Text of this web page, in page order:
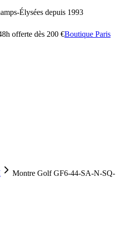
Élysées depuis 1993
offerte dès 200 €Boutique Paris
Montre Golf GF6-44-SA-N-SQ-